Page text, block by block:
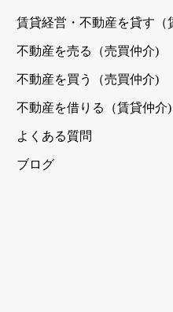
賃貸経営・不動産を貸す（
不動産を売る（売買仲介)
不動産を買う（売買仲介)
不動産を借りる（賃貸仲介)
よくある質問
ブログ